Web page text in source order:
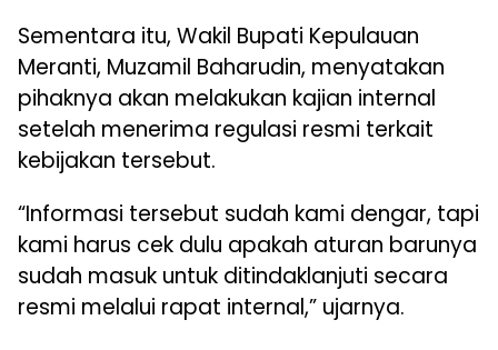
Sementara itu, Wakil Bupati Kepulauan
Meranti, Muzamil Baharudin, menyatakan
pihaknya akan melakukan kajian internal
setelah menerima regulasi resmi terkait
kebijakan tersebut.
“Informasi tersebut sudah kami dengar, tapi
kami harus cek dulu apakah aturan barunya
sudah masuk untuk ditindaklanjuti secara
resmi melalui rapat internal,” ujarnya.